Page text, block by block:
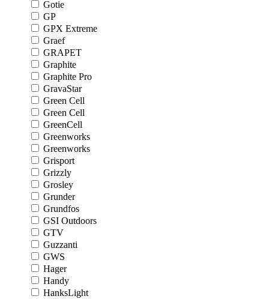
Gotie
GP
GPX Extreme
Graef
GRAPET
Graphite
Graphite Pro
GravaStar
Green Cell
Green Cell
GreenCell
Greenworks
Greenworks
Grisport
Grizzly
Grosley
Grunder
Grundfos
GSI Outdoors
GTV
Guzzanti
GWS
Hager
Handy
HanksLight